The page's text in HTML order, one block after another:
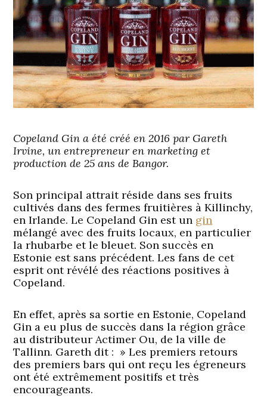
Copeland Gin a été créé en 2016 par Gareth
Irvine, un entrepreneur en marketing et
production de 25 ans de Bangor.
Son principal attrait réside dans ses fruits
cultivés dans des fermes fruitières à Killinchy,
en Irlande. Le Copeland Gin est un gin
mélangé avec des fruits locaux, en particulier
la rhubarbe et le bleuet. Son succès en
Estonie est sans précédent. Les fans de cet
esprit ont révélé des réactions positives à
Copeland.
En effet, après sa sortie en Estonie, Copeland
Gin a eu plus de succès dans la région grâce
au distributeur Actimer Ou, de la ville de
Tallinn. Gareth dit : » Les premiers retours
des premiers bars qui ont reçu les égreneurs
ont été extrêmement positifs et très
encourageants.